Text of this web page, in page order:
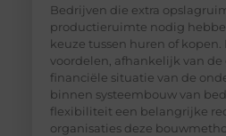
Bedrijven die extra
productieruimte nodig
keuze tussen huren of
voordelen, afhankelijk van
financiële situatie van de
binnen systeembouw van
flexibiliteit een belangrijke
organisaties deze